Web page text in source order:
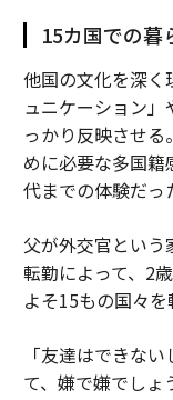
15カ国での暮
他国の文化を深く
ュニケーション
っかり反映させ
めに必要な多国
代までの体験だっ
父が外交官という
転勤によって、2
よそ15もの国々を
「友達はできな
て、嫌で嫌でしょ